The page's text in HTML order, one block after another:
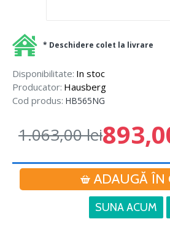
Disponibilitate: In stoc
Producator: Hausberg
Cod produs: HB565NG
1.063,00 lei
ADAUGĂ ÎN
SUNA ACUM
* Deschidere colet la livrare